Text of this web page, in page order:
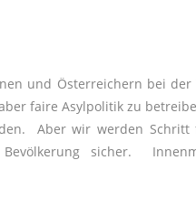
und Österreichern bei
faire Asylpolitik zu
Aber wir werden
sicher.